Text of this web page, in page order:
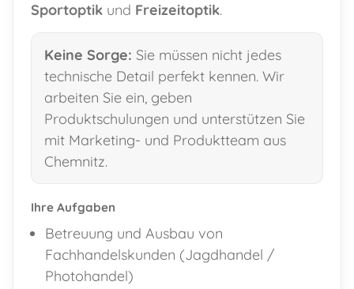
Sportoptik und Freizeitoptik.
Keine Sorge: Sie müssen nicht jedes
technische Detail perfekt kennen. Wir
arbeiten Sie ein, geben
Produktschulungen und unterstützen Sie
mit Marketing- und Produktteam aus
Chemnitz.
Ihre Aufgaben
Betreuung und Ausbau von
Fachhandelskunden (Jagdhandel /
Photohandel)